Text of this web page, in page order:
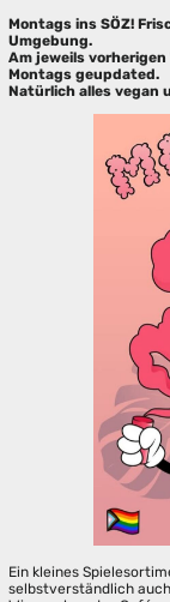
Montags ins SÖZ!
Umgebung.
Am jeweils
Montags geupdated.
Natürlich alles vegan
Ein kleines
selbstverständlich